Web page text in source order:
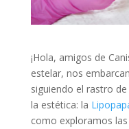
¡Hola, amigos de
estelar, nos
siguiendo el rastro
la estética: la
como exploramos